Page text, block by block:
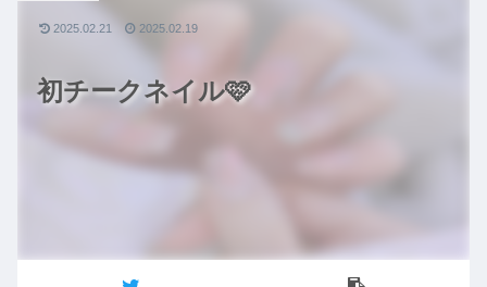
初チークネイル🩷
2025.02.21 2025.02.19